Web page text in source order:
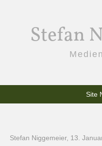
Stefan
Site
Stefan Niggemeier, 13.